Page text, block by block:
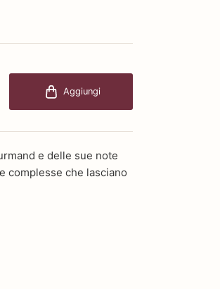
Aggiungi
e delle sue note
complesse che lasciano